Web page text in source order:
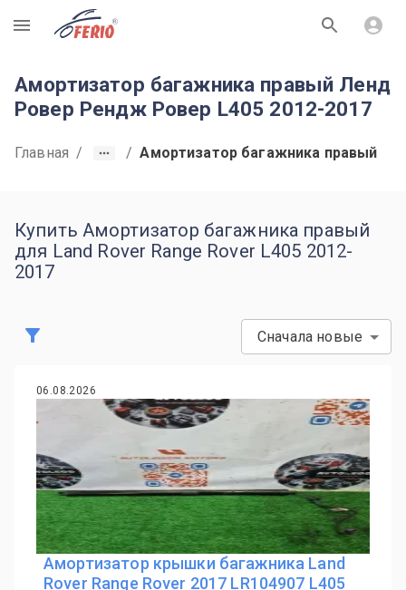
R
Амортизатор багажника правый Ленд
Ровер Рендж Ровер L405 2012-2017
Главная / / Амортизатор багажника правый
Купить Амортизатор багажника правый
для Land Rover Range Rover L405 2012-
2017
Сначала новые
06.08.2026
Амортизатор крышки багажника Land
Rover Range Rover 2017 LR104907 L405